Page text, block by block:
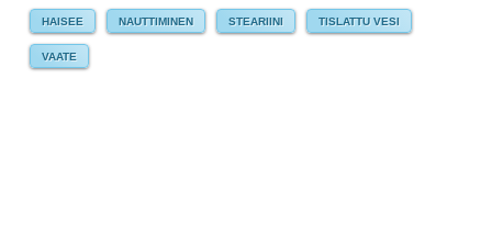
HAISEE NAUTTIMINEN STEARIINI TISLATTU VESI
VAATE